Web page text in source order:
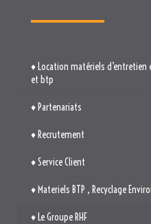
♦ Location matériels d’entretien
et btp
♦ Partenariats
♦ Recrutement
♦ Service Client
♦ Materiels BTP , Recyclage
♦ Le Groupe RHF